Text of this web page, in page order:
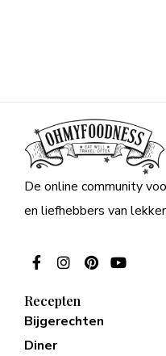
De online community
en liefhebbers van
Recepten
Bijgerechten
Diner